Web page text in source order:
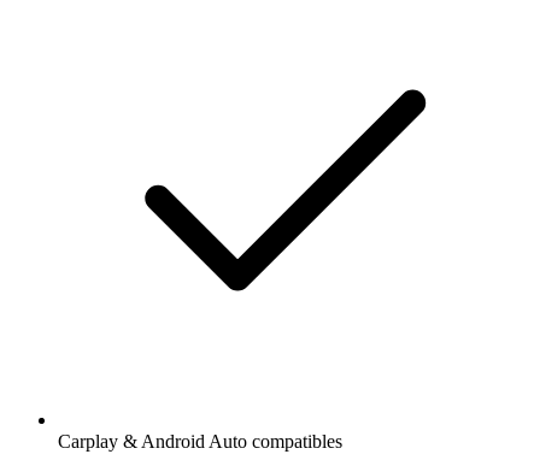
Carplay & Android Auto compatibles